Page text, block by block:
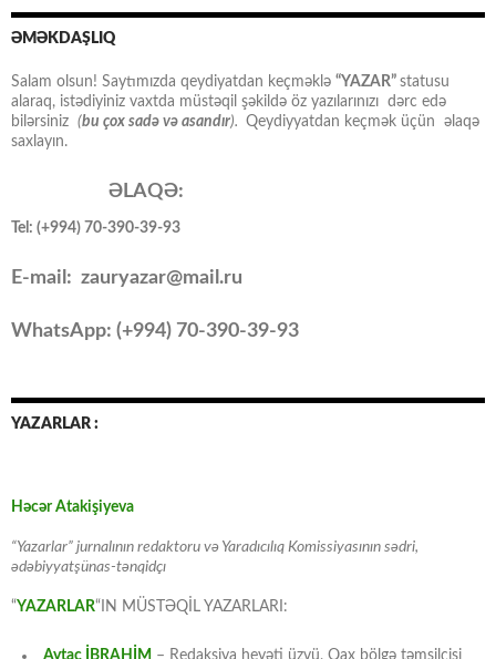
ƏMƏKDAŞLIQ
Salam olsun! Saytımızda qeydiyatdan keçməklə “YAZAR” statusu
alaraq, istədiyiniz vaxtda müstəqil şəkildə öz yazılarınızı dərc edə
bilərsiniz (bu çox sadə və asandır). Qeydiyyatdan keçmək üçün əlaqə
saxlayın.
ƏLAQƏ:
Tel: (+994) 70-390-39-93
E-mail: zauryazar@mail.ru
WhatsApp: (+994) 70-390-39-93
YAZARLAR :
Həcər Atakişiyeva
“Yazarlar” jurnalının redaktoru və Yaradıcılıq Komissiyasının sədri,
ədəbiyyatşünas-tənqidçı
“YAZARLAR“IN MÜSTƏQİL YAZARLARI: